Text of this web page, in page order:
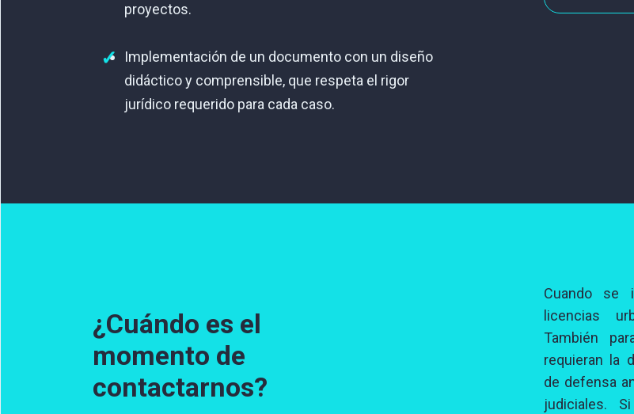
proyectos.
Implementación de un documento con un diseño
didáctico y comprensible, que respeta el rigor
jurídico requerido para cada caso.
¿Cuándo es el
momento de
contactarnos?
Cuando se
licencias
También
requieran la
de defensa
judiciales.